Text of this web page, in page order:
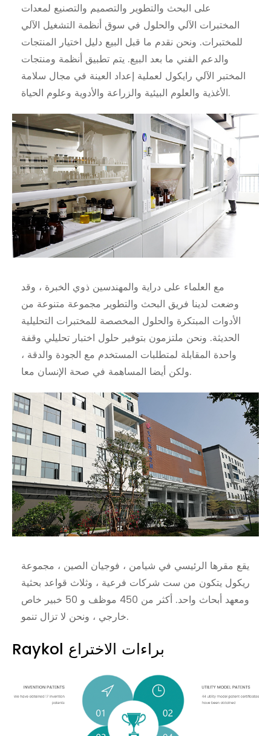
على البحث والتطوير والتصميم والتصنيع لمعدات
المختبرات الآلي والحلول في سوق أنظمة التشغيل الآلي
للمختبرات. ونحن نقدم ما قبل البيع دليل اختيار المنتجات
والدعم الفني ما بعد البيع. يتم تطبيق أنظمة ومنتجات
المختبر الآلي رايكول لعملية إعداد العينة في مجال سلامة
الأغذية والعلوم البيئية والزراعة والأدوية وعلوم الحياة.
مع العلماء على دراية والمهندسين ذوي الخبرة ، وقد
وضعت لدينا فريق البحث والتطوير مجموعة متنوعة من
الأدوات المبتكرة والحلول المخصصة للمختبرات التحليلية
الحديثة. ونحن ملتزمون بتوفير حلول اختبار تحليلي وقفة
واحدة المقابلة لمتطلبات المستخدم مع الجودة والدقة ،
ولكن أيضا المساهمة في صحة الإنسان معا.
يقع مقرها الرئيسي في شيامن ، فوجيان الصين ، مجموعة
ريكول يتكون من ست شركات فرعية ، وثلاث قواعد بحثية
ومعهد أبحاث واحد. أكثر من 450 موظف و 50 خبير خاص
خارجي ، ونحن لا تزال تنمو.
Raykol براءات الاختراع